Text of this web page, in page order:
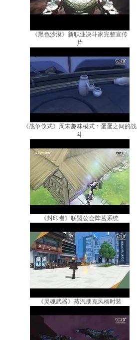
《黑色沙漠》新职业决斗家完整宣传
片
《战争仪式》周末趣味模式：蛋蛋之间的战
斗
《封印者》联盟公会阵营系统
《灵魂武器》蒸汽朋克风格时装